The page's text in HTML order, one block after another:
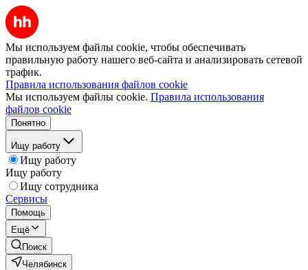
Мы используем файлы cookie, чтобы обеспечивать
правильную работу нашего веб-сайта и анализировать сетевой
трафик.
Правила использования файлов cookie
Мы используем файлы cookie. Правила использования
файлов cookie
Понятно
Ищу работу
Ищу работу
Ищу работу
Ищу сотрудника
Сервисы
Помощь
Ещё
Поиск
Челябинск